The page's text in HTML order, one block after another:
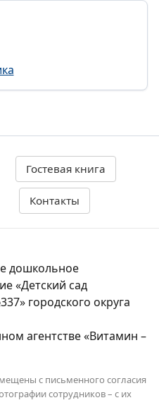
Гостевая книга
Контакты
дошкольное
«Детский сад
городского округа
агентстве «Витамин –
с письменного согласия
сотрудников – с их